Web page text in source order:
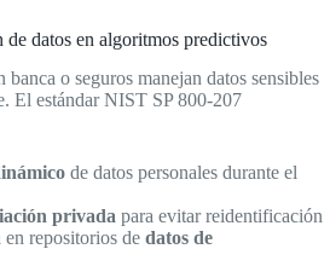
datos en algoritmos predictivos
banca o seguros manejan datos sensibles
El estándar NIST SP 800-207
de datos personales durante el
privada para evitar reidentificación
repositorios de datos de